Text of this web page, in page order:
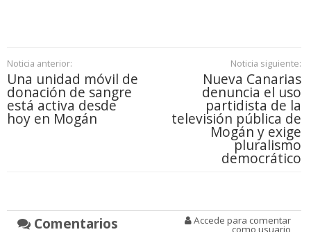
Noticia anterior:
Una unidad móvil de
donación de sangre
está activa desde
hoy en Mogán
Noticia siguiente:
Nueva Canarias
denuncia el uso
partidista de la
televisión pública de
Mogán y exige
pluralismo
democrático
Comentarios Accede para comentar
como usuario